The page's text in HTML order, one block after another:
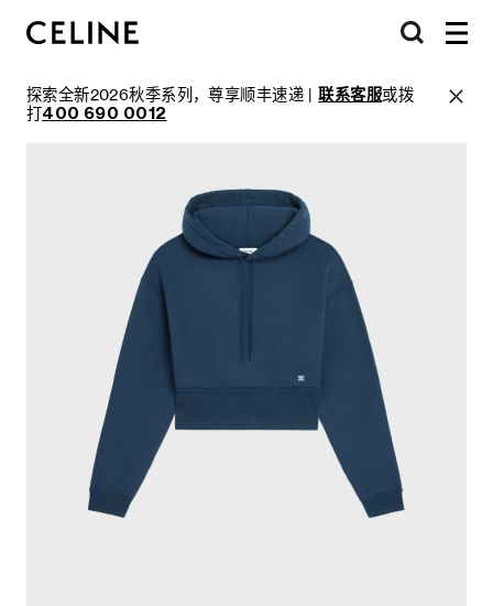
探索全新2026秋季系列，尊享顺丰速递 |联系客服或拨
打400 690 0012